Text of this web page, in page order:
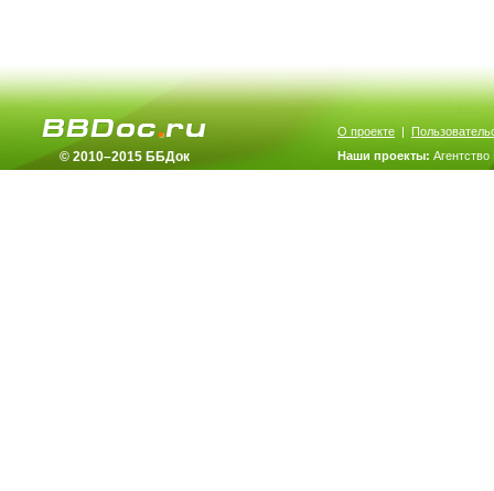
© 2010–2015 ББДок
О проекте |
Наши проекты: